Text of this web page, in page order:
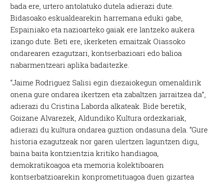
bada ere, urtero antolatuko dutela adierazi dute.
Bidasoako eskualdearekin harremana eduki gabe,
Espainiako eta nazioarteko gaiak ere lantzeko aukera
izango dute. Beti ere, ikerketen emaitzak Oiassoko
ondarearen ezagutzari, kontserbazioari edo balioa
nabarmentzeari aplika badaitezke.
“Jaime Rodriguez Salisi egin diezaiokegun omenaldirik
onena gure ondarea ikertzen eta zabaltzen jarraitzea da”,
adierazi du Cristina Laborda alkateak. Bide beretik,
Goizane Alvarezek, Aldundiko Kultura ordezkariak,
adierazi du kultura ondarea guztion ondasuna dela. “Gure
historia ezagutzeak nor garen ulertzen laguntzen digu,
baina baita kontzientzia kritiko handiagoa,
demokratikoagoa eta memoria kolektiboaren
kontserbatzioarekin konprometituagoa duen gizartea